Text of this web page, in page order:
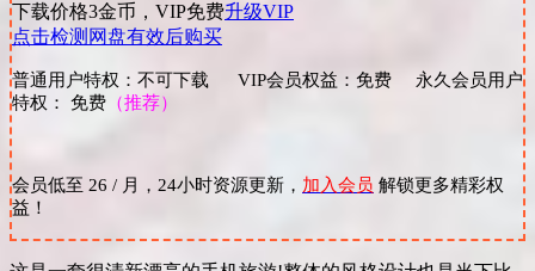
下载价格3金币，VIP免费升级VIP
点击检测网盘有效后购买
普通用户特权：不可下载 VIP会员权益：免费 永久会员用户
特权： 免费 （推荐）
会员低至 26 / 月，24小时资源更新， 加入会员 解锁更多精彩权
益！